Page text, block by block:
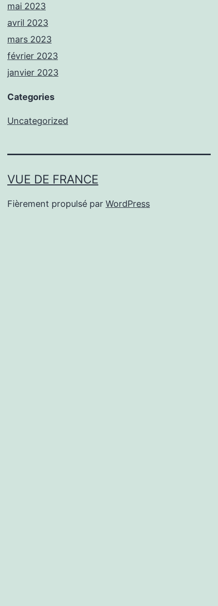
mai 2023
avril 2023
mars 2023
février 2023
janvier 2023
Categories
Uncategorized
VUE DE FRANCE
Fièrement propulsé par WordPress